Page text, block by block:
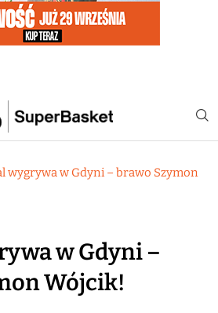
wygrywa w Gdyni – brawo Szymon
w Gdyni –
Wójcik!